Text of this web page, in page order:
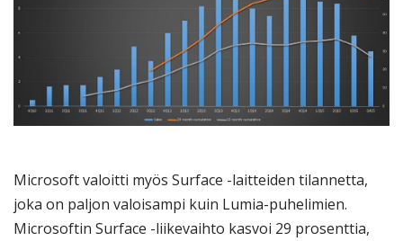
Microsoft valoitti myös Surface -laitteiden tilannetta,
joka on paljon valoisampi kuin Lumia-puhelimien.
Microsoftin Surface -liikevaihto kasvoi 29 prosenttia,